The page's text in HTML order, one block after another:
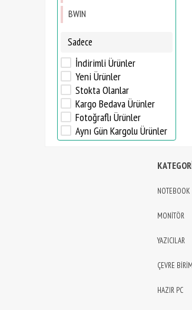
BWIN
Sadece
İndirimli Ürünler
Yeni Ürünler
Stokta Olanlar
Kargo Bedava Ürünler
Fotoğraflı Ürünler
Aynı Gün Kargolu Ürünler
NOTEBOOK
MONİTÖR
YAZICILAR
ÇEVRE
HAZIR PC